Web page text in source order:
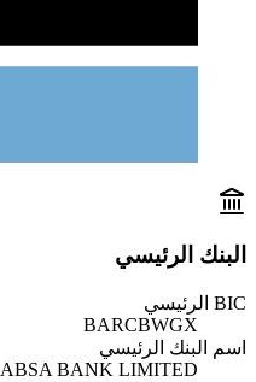
البنك الرئيسي
BIC الرئيسي
BARCBWGX
اسم البنك الرئيسي
ABSA BANK LIMITED